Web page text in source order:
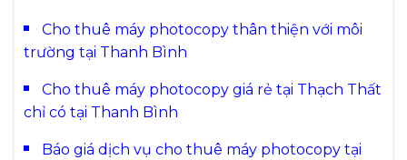
Cho thuê máy photocopy thân thiện với môi
trường tại Thanh Bình
Cho thuê máy photocopy giá rẻ tại Thạch Thất
chỉ có tại Thanh Bình
Báo giá dịch vụ cho thuê máy photocopy tại